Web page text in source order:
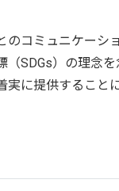
のコミュニケーシ
（SDGs）の理念
実に提供すること